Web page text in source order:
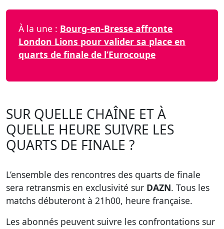
À la une : Bourg-en-Bresse affronte
London Lions pour valider sa place en
quarts de finale de l’Eurocoupe
SUR QUELLE CHAÎNE ET À
QUELLE HEURE SUIVRE LES
QUARTS DE FINALE ?
L’ensemble des rencontres des quarts de finale
sera retransmis en exclusivité sur DAZN. Tous les
matchs débuteront à 21h00, heure française.
Les abonnés peuvent suivre les confrontations sur